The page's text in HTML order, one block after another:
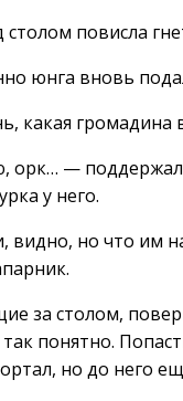
столом повисла
юнга вновь
какая громадина
орк… —
у него.
но что им
за столом,
понятно.
но до него